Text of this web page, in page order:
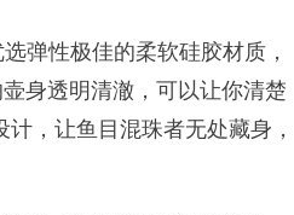
弹性极佳的柔软硅胶材质，
身透明清澈，可以让你清楚
，让鱼目混珠者无处藏身，